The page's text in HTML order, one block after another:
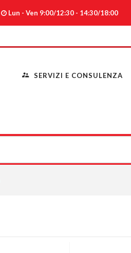
Lun - Ven 9:00/12:30 - 14:30/18:00
SERVIZI E CONSULENZA